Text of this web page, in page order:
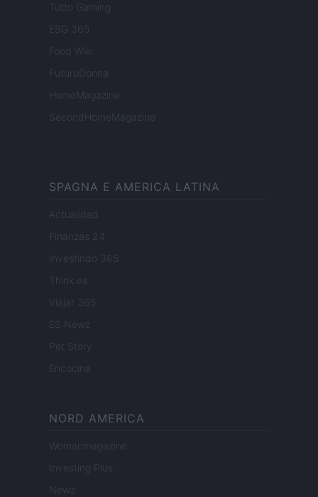
Tutto Gaming
ESG 365
Food Wiki
FuturoDonna
HomeMagazine
SecondHomeMagazine
SPAGNA E AMERICA LATINA
Actualidad
Finanzas 24
Investindo 365
Think.es
Viajar 365
ES Newz
Pet Story
Encocina
NORD AMERICA
Womanmagazine
Investing Plus
Newz